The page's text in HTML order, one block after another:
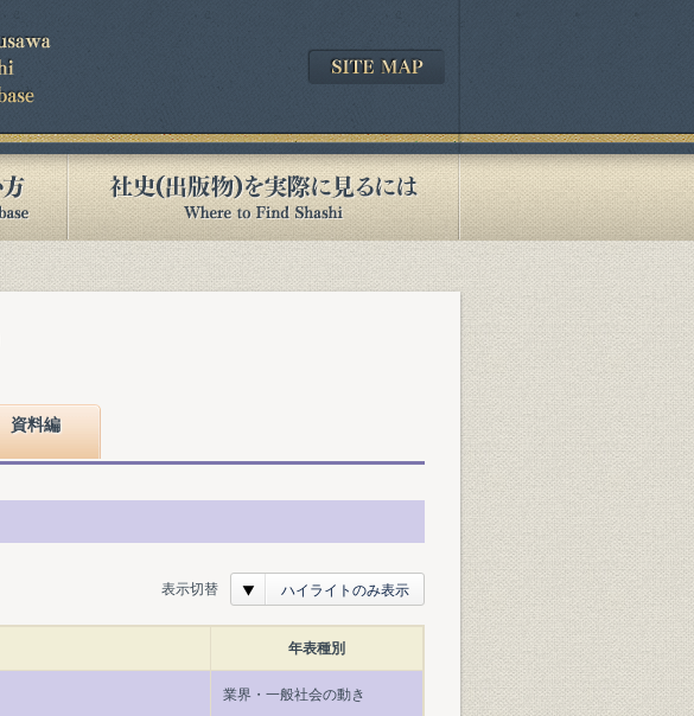
資料編
表示切替 ハイライトのみ表示
年表種別
業界・一般社会の動き